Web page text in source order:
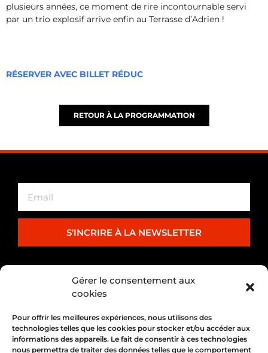
Gérer le consentement aux
cookies
Pour offrir les meilleures expériences, nous utilisons des
technologies telles que les cookies pour stocker et/ou accéder aux
informations des appareils. Le fait de consentir à ces technologies
nous permettra de traiter des données telles que le comportement
plusieurs années, ce moment de rire incontournable servi
par un trio explosif arrive enfin au Terrasse d’Adrien !
RÉSERVER AVEC BILLET RÉDUC
RETOUR À LA PROGRAMMATION
S'INCRIRE À LA NEWSLETTER
PARTENARIAT